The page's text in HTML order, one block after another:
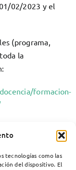
tecnologías como las
del dispositivo. El
02/2023 y el
(programa,
la
formacion-